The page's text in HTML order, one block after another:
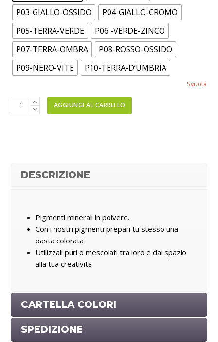
P03-GIALLO-OSSIDO
P04-GIALLO-CROMO
P05-TERRA-VERDE
P06 -VERDE-ZINCO
P07-TERRA-OMBRA
P08-ROSSO-OSSIDO
P09-NERO-VITE
P10-TERRA-D’UMBRIA
Svuota
PIGMENTI
IN
quantità
AGGIUNGI AL CARRELLO
DESCRIZIONE
Pigmenti minerali in polvere.
Con i nostri pigmenti prepari tu stesso una
pasta colorata
Utilizzali puri o mescolati tra loro e dai spazio
alla tua creatività
CARTELLA COLORI
SPEDIZIONE